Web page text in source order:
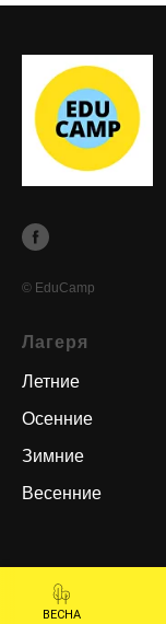
© EduCamp
Лагеря
Летние
Осенние
Зимние
Весенние
ВЕСНА